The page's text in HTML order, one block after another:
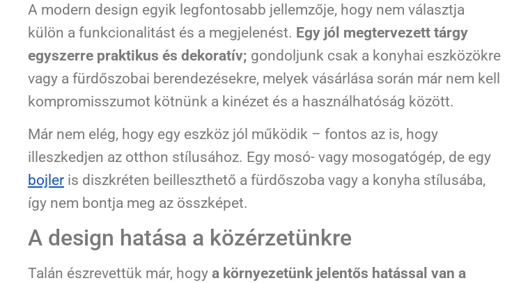
A modern design egyik legfontosabb jellemzője, hogy nem választja
külön a funkcionalitást és a megjelenést. Egy jól megtervezett tárgy
egyszerre praktikus és dekoratív; gondoljunk csak a konyhai eszközökre
vagy a fürdőszobai berendezésekre, melyek vásárlása során már nem kell
kompromisszumot kötnünk a kinézet és a használhatóság között.
Már nem elég, hogy egy eszköz jól működik – fontos az is, hogy
illeszkedjen az otthon stílusához. Egy mosó- vagy mosogatógép, de egy
bojler is diszkréten beilleszthető a fürdőszoba vagy a konyha stílusába,
így nem bontja meg az összképet.
A design hatása a közérzetünkre
Talán észrevettük már, hogy a környezetünk jelentős hatással van a